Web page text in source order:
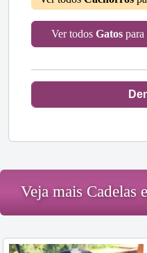
Ver todos Gatospara
Veja mais Cadelas